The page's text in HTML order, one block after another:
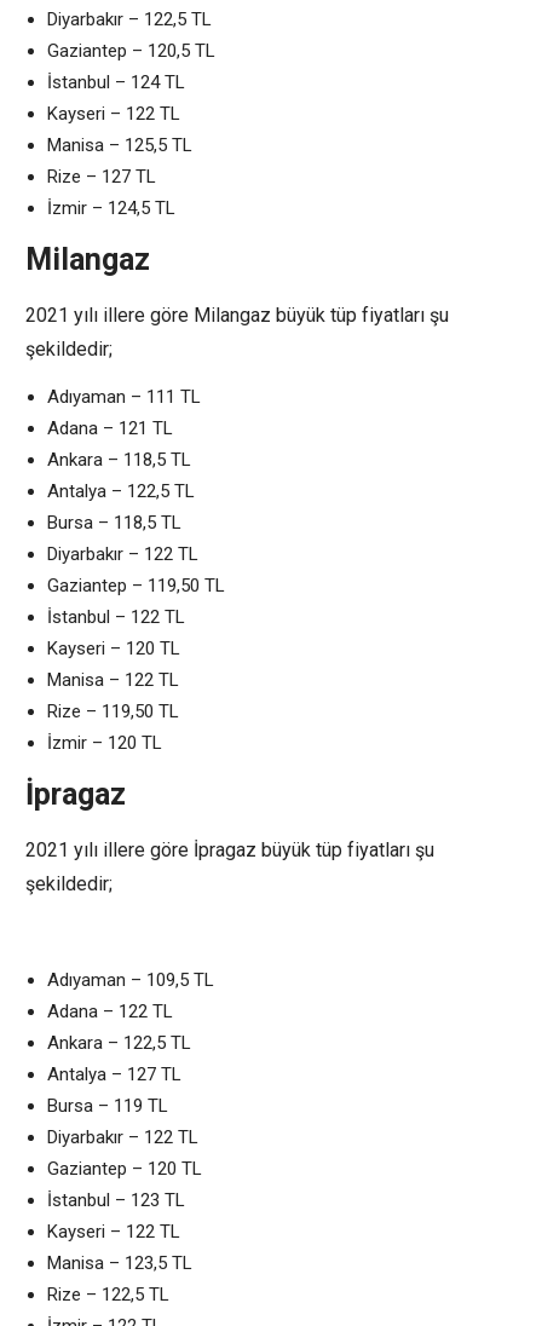
Diyarbakır – 122,5 TL
Gaziantep – 120,5 TL
İstanbul – 124 TL
Kayseri – 122 TL
Manisa – 125,5 TL
Rize – 127 TL
İzmir – 124,5 TL
Milangaz
2021 yılı illere göre Milangaz büyük tüp fiyatları şu
şekildedir;
Adıyaman – 111 TL
Adana – 121 TL
Ankara – 118,5 TL
Antalya – 122,5 TL
Bursa – 118,5 TL
Diyarbakır – 122 TL
Gaziantep – 119,50 TL
İstanbul – 122 TL
Kayseri – 120 TL
Manisa – 122 TL
Rize – 119,50 TL
İzmir – 120 TL
İpragaz
2021 yılı illere göre İpragaz büyük tüp fiyatları şu
şekildedir;
Adıyaman – 109,5 TL
Adana – 122 TL
Ankara – 122,5 TL
Antalya – 127 TL
Bursa – 119 TL
Diyarbakır – 122 TL
Gaziantep – 120 TL
İstanbul – 123 TL
Kayseri – 122 TL
Manisa – 123,5 TL
Rize – 122,5 TL